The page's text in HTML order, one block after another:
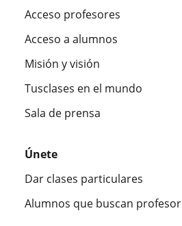
Acceso profesores
Acceso a alumnos
Misión y visión
Tusclases en el mundo
Sala de prensa
Únete
Dar clases particulares
Alumnos que buscan profesor